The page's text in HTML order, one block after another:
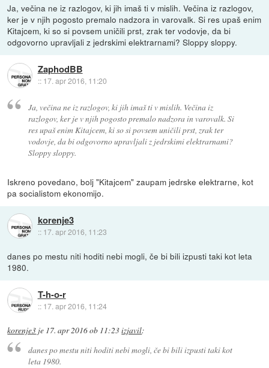
Ja, večina ne iz razlogov, ki jih imaš ti v mislih. Večina iz razlogov,
ker je v njih pogosto premalo nadzora in varovalk. Si res upaš enim
Kitajcem, ki so si povsem uničili prst, zrak ter vodovje, da bi
odgovorno upravljali z jedrskimi elektrarnami? Sloppy sloppy.
ZaphodBB
:: 17. apr 2016, 11:20
Ja, večina ne iz razlogov, ki jih imaš ti v mislih. Večina iz
razlogov, ker je v njih pogosto premalo nadzora in varovalk. Si
res upaš enim Kitajcem, ki so si povsem uničili prst, zrak ter
vodovje, da bi odgovorno upravljali z jedrskimi elektrarnami?
Sloppy sloppy.
Iskreno povedano, bolj "Kitajcem" zaupam jedrske elektrarne, kot
pa socialistom ekonomijo.
korenje3
:: 17. apr 2016, 11:23
danes po mestu niti hoditi nebi mogli, če bi bili izpusti taki kot leta
1980.
T-h-o-r
:: 17. apr 2016, 11:24
korenje3 je 17. apr 2016 ob 11:23izjavil:
danes po mestu niti hoditi nebi mogli, če bi bili izpusti taki kot
leta 1980.